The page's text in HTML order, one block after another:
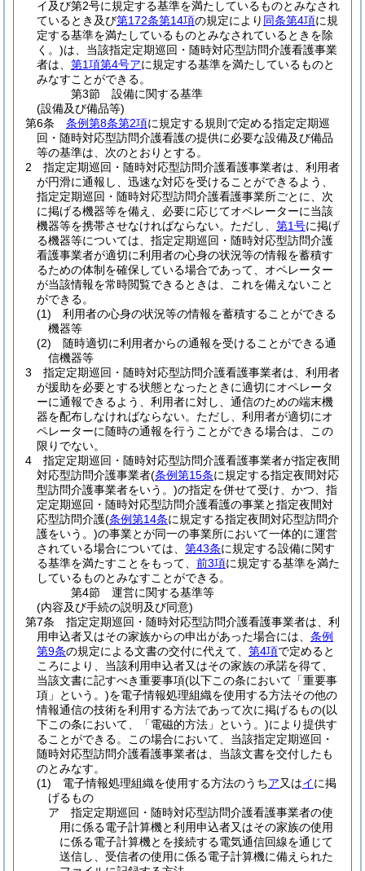
イ及び第2号に規定する基準を満たしているものとみなされ
ているとき及び第172条第14項の規定により 同条第4項に規
定する基準を満たしているものとみなされているときを除
く。)は、当該指定定期巡回・随時対応型訪問介護看護事業
者は、 第1項第4号アに規定する基準を満たしているものと
みなすことができる。
第3節
設備に関する基準
(設備及び備品等)
第6条
条例第8条第2項に規定する規則で定める指定定期巡
回・随時対応型訪問介護看護の提供に必要な設備及び備品
等の基準は、次のとおりとする。
2
指定定期巡回・随時対応型訪問介護看護事業者は、利用者
が円滑に通報し、迅速な対応を受けることができるよう、
指定定期巡回・随時対応型訪問介護看護事業所ごとに、次
に掲げる機器等を備え、必要に応じてオペレーターに当該
機器等を携帯させなければならない。 ただし、 第1号に掲げ
る機器等については、指定定期巡回・随時対応型訪問介護
看護事業者が適切に利用者の心身の状況等の情報を蓄積す
るための体制を確保している場合であって、オペレーター
が当該情報を常時閲覧できるときは、これを備えないこと
ができる。
(1)
利用者の心身の状況等の情報を蓄積することができる
機器等
(2)
随時適切に利用者からの通報を受けることができる通
信機器等
3
指定定期巡回・随時対応型訪問介護看護事業者は、利用者
が援助を必要とする状態となったときに適切にオペレータ
ーに通報できるよう、利用者に対し、通信のための端末機
器を配布しなければならない。 ただし、利用者が適切にオ
ペレーターに随時の通報を行うことができる場合は、この
限りでない。
4
指定定期巡回・随時対応型訪問介護看護事業者が指定夜間
対応型訪問介護事業者(条例第15条に規定する指定夜間対応
型訪問介護事業者をいう。)の指定を併せて受け、かつ、指
定定期巡回・随時対応型訪問介護看護の事業と指定夜間対
応型訪問介護(条例第14条に規定する指定夜間対応型訪問介
護をいう。)の事業とが同一の事業所において一体的に運営
されている場合については、 第43条に規定する設備に関す
る基準を満たすことをもって、 前3項に規定する基準を満た
しているものとみなすことができる。
第4節
運営に関する基準等
(内容及び手続の説明及び同意)
第7条
指定定期巡回・随時対応型訪問介護看護事業者は、利
用申込者又はその家族からの申出があった場合には、 条例
第9条の規定による文書の交付に代えて、 第4項で定めると
ころにより、当該利用申込者又はその家族の承諾を得て、
当該文書に記すべき重要事項(以下この条において「重要事
項」という。)を電子情報処理組織を使用する方法その他の
情報通信の技術を利用する方法であって次に掲げるもの(以
下この条において、「電磁的方法」という。)により提供す
ることができる。
この場合において、当該指定定期巡回・
随時対応型訪問介護看護事業者は、当該文書を交付したも
のとみなす。
(1)
電子情報処理組織を使用する方法のうちア又はイに掲
げるもの
ア
指定定期巡回・随時対応型訪問介護看護事業者の使
用に係る電子計算機と利用申込者又はその家族の使用
に係る電子計算機とを接続する電気通信回線を通じて
送信し、受信者の使用に係る電子計算機に備えられた